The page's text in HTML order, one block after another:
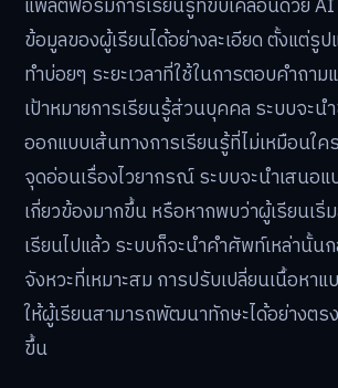
แพลตฟอร์มการเรียนรู้ที่ขับเคลื่อนด้วย AI
ข้อมูลของผู้เรียนได้อย่างละเอียด ตั้งแต่รู
ทำบ่อยๆ ระยะเวลาที่ใช้ในการตอบคำถาม
เป้าหมายการเรียนรู้ส่วนบุคคล ระบบจะน
ออกแบบเส้นทางการเรียนรู้ที่ไม่เหมือนใค
จุดอ่อนเรื่องไวยากรณ์ ระบบจะนำเสนอ
เกี่ยวข้องมากขึ้น หรือหากพบว่าผู้เรียนเ
เรียนไปแล้ว ระบบก็จะนำคำศัพท์เหล่านั้น
จังหวะที่เหมาะสม การปรับเปลี่ยนเนื้อหาแ
ให้ผู้เรียนสามารถพัฒนาทักษะได้อย่างตร
ขึ้น